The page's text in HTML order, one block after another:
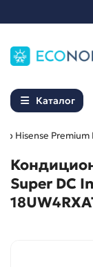
Каталог
Hisense Premium
Super DC